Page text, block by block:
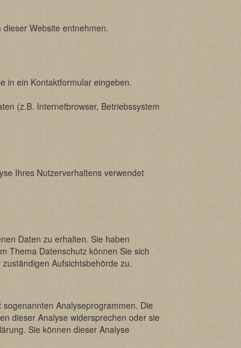
Website entnehmen.
in ein Kontaktformular eingeben.
(z.B. Internetbrowser, Betriebssystem
Ihres Nutzerverhaltens verwendet
Daten zu erhalten. Sie haben
Thema Datenschutz können Sie sich
Aufsichtsbehörde zu.
Analyseprogrammen. Die
dieser Analyse widersprechen oder sie
Sie können dieser Analyse